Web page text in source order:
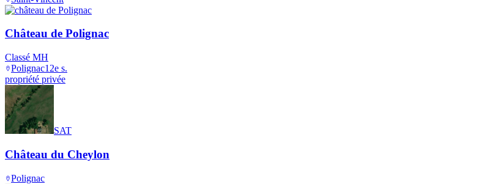
Château de Polignac
Classé MH
Polignac12e s.
propriété privée
SAT
Château du Cheylon
Polignac